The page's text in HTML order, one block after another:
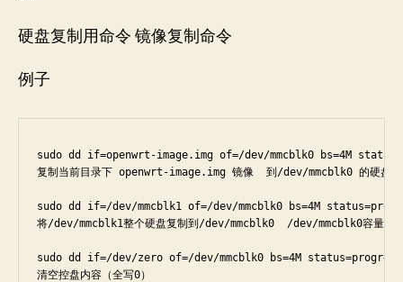
硬盘复制用命令 镜像复制命令
例子
sudo dd if=openwrt-image.img of=/dev/mmcblk0 bs=4M
复制当前目录下 openwrt-image.img 镜像  到/dev/mmcblk0 的硬盘
sudo dd if=/dev/mmcblk1 of=/dev/mmcblk0 bs=4M
将/dev/mmcblk1整个硬盘复制到/dev/mmcblk0  /dev/mmcblk0容量大
sudo dd if=/dev/zero of=/dev/mmcblk0 bs=4M status=progress
清空控盘内容（全写0）